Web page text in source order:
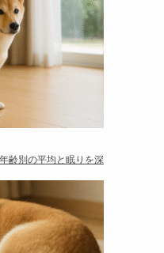
齢別の平均と眠りを深